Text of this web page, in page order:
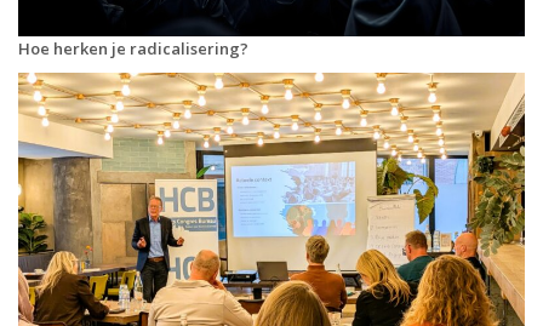
Hoe herken je radicalisering?